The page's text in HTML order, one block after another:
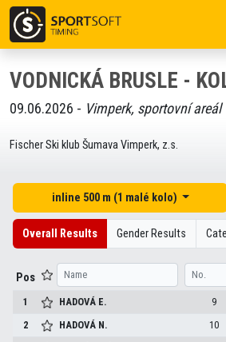
VODNICKÁ BRUSLE -
09.06.2026 - Vimperk, sportovní areál
Fischer Ski klub Šumava Vimperk, z.s.
inline 500 m (1 malé kolo)
Overall Results Gender Results
Pos
1 HADOVÁ E. 9
2
HADOVÁ N. 10